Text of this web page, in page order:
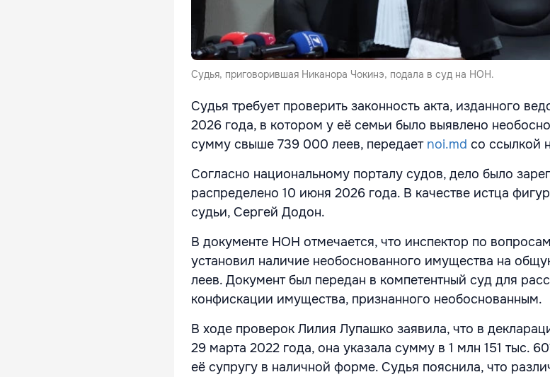
Судья, приговорившая Никанора Чокинэ, подала в суд на НОН.
Судья требует проверить законность акта, изданного
2026 года, в котором у её семьи было выявлено
сумму свыше 739 000 леев, передает noi.md со ссылкой
Согласно национальному порталу судов, дело было
распределено 10 июня 2026 года. В качестве истца
судьи, Сергей Додон.
В документе НОН отмечается, что инспектор по
установил наличие необоснованного имущества на
леев. Документ был передан в компетентный суд для
конфискации имущества, признанного необоснованным.
В ходе проверок Лилия Лупашко заявила, что в
29 марта 2022 года, она указала сумму в 1 млн 151 тыс.
её супругу в наличной форме. Судья пояснила, что